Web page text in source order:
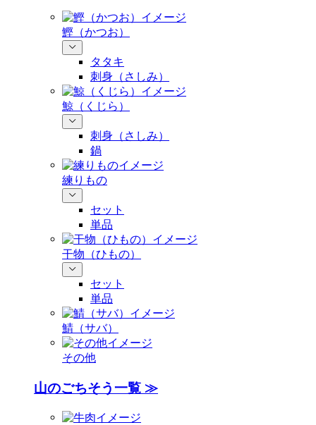
鰹（かつお）
タタキ
刺身（さしみ）
鯨（くじら）
刺身（さしみ）
鍋
練りもの
セット
単品
干物（ひもの）
セット
単品
鯖（サバ）
その他
山のごちそう一覧 ≫